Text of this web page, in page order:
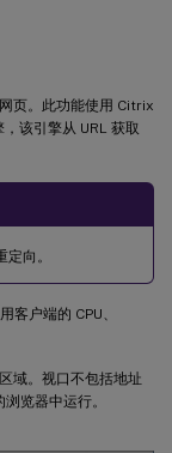
页。此功能使用 Citrix
该引擎从 URL 获取
向。
客户端的 CPU、
域。视口不包括地址
览器中运行。